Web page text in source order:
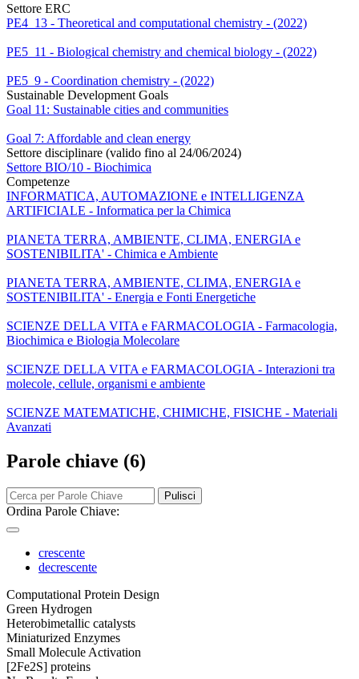
Settore ERC
PE4_13 - Theoretical and computational chemistry - (2022)
PE5_11 - Biological chemistry and chemical biology - (2022)
PE5_9 - Coordination chemistry - (2022)
Sustainable Development Goals
Goal 11: Sustainable cities and communities
Goal 7: Affordable and clean energy
Settore disciplinare (valido fino al 24/06/2024)
Settore BIO/10 - Biochimica
Competenze
INFORMATICA, AUTOMAZIONE e INTELLIGENZA
ARTIFICIALE - Informatica per la Chimica
PIANETA TERRA, AMBIENTE, CLIMA, ENERGIA e
SOSTENIBILITA' - Chimica e Ambiente
PIANETA TERRA, AMBIENTE, CLIMA, ENERGIA e
SOSTENIBILITA' - Energia e Fonti Energetiche
SCIENZE DELLA VITA e FARMACOLOGIA - Farmacologia,
Biochimica e Biologia Molecolare
SCIENZE DELLA VITA e FARMACOLOGIA - Interazioni tra
molecole, cellule, organismi e ambiente
SCIENZE MATEMATICHE, CHIMICHE, FISICHE - Materiali
Avanzati
Parole chiave (6)
Pulisci
Ordina Parole Chiave:
crescente
decrescente
Computational Protein Design
Green Hydrogen
Heterobimetallic catalysts
Miniaturized Enzymes
Small Molecule Activation
[2Fe2S] proteins